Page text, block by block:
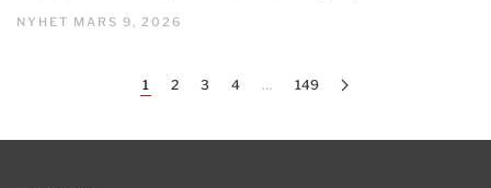
NYHET MARS 9, 2026
1 2 3 4 … 149